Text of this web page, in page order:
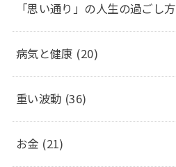
「思い通り」の人生の過ごし方
病気と健康 (20)
重い波動 (36)
お金 (21)